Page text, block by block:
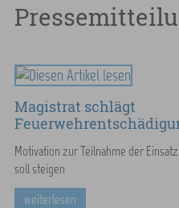
Magistrat schlägt
Motivation zur Teilnahme der
soll steigen
weiterlesen